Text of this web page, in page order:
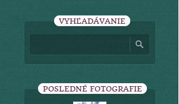
VYHĽADÁVANIE
POSLEDNÉ FOTOGRAFIE